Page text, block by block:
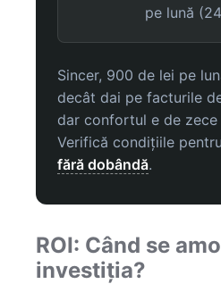
pe lună
Sincer, 900 de lei pe
decât dai pe facturile
dar confortul e de zece
Verifică condițiile pentru
fără dobândă.
ROI: Când se
investiția?